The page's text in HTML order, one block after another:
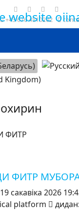
+43 676 4510202
ФИТР
сакавіка 2026
platform